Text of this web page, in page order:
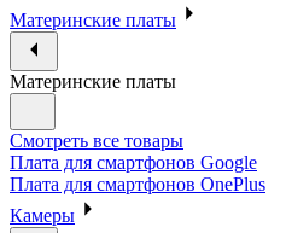
Материнские платы
Материнские платы
Смотреть все товары
Плата для смартфонов Google
Плата для смартфонов OnePlus
Камеры